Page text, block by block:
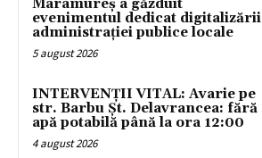
Maramureș a găzduit
evenimentul dedicat digitalizării
administrației publice locale
5 august 2026
INTERVENȚII VITAL: Avarie pe
str. Barbu Șt. Delavrancea: fără
apă potabilă până la ora 12:00
4 august 2026